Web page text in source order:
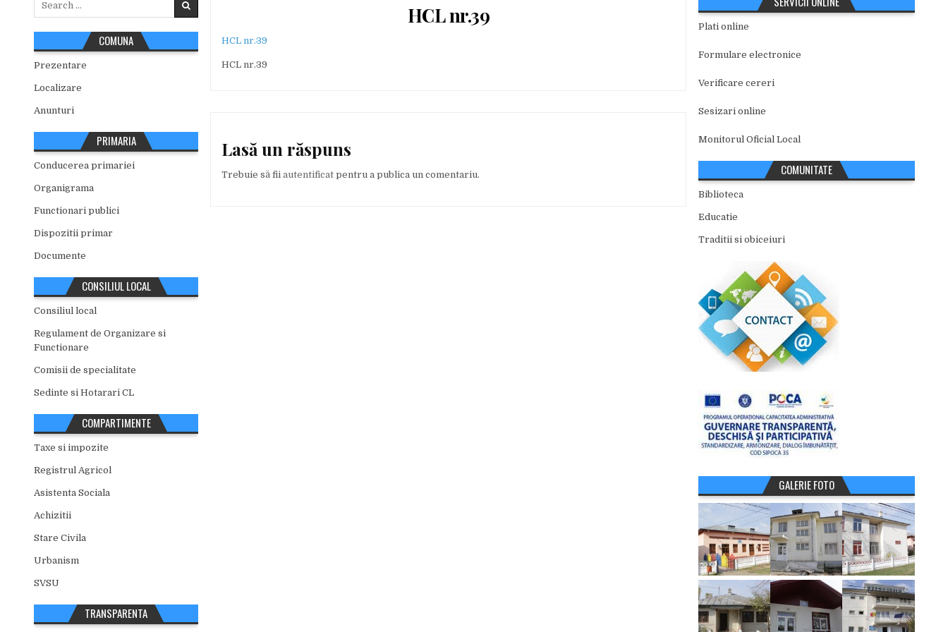
HCL nr.39
HCL nr.39
HCL nr.39
Lasă un răspuns
Trebuie să fiiautentificat pentru a publica un comentariu.
COMUNA
Prezentare
Localizare
Anunturi
PRIMARIA
Conducerea primariei
Organigrama
Functionari publici
Dispozitii primar
Documente
CONSILIUL LOCAL
Consiliul local
Regulament de Organizare si
Functionare
Comisii de specialitate
Sedinte si Hotarari CL
COMPARTIMENTE
Taxe si impozite
Registrul Agricol
Asistenta Sociala
Achizitii
Stare Civila
Urbanism
SVSU
TRANSPARENTA
Plati online
Formulare electronice
Verificare cereri
Sesizari online
Monitorul Oficial Local
COMUNITATE
Biblioteca
Educatie
Traditii si obiceiuri
GALERIE FOTO